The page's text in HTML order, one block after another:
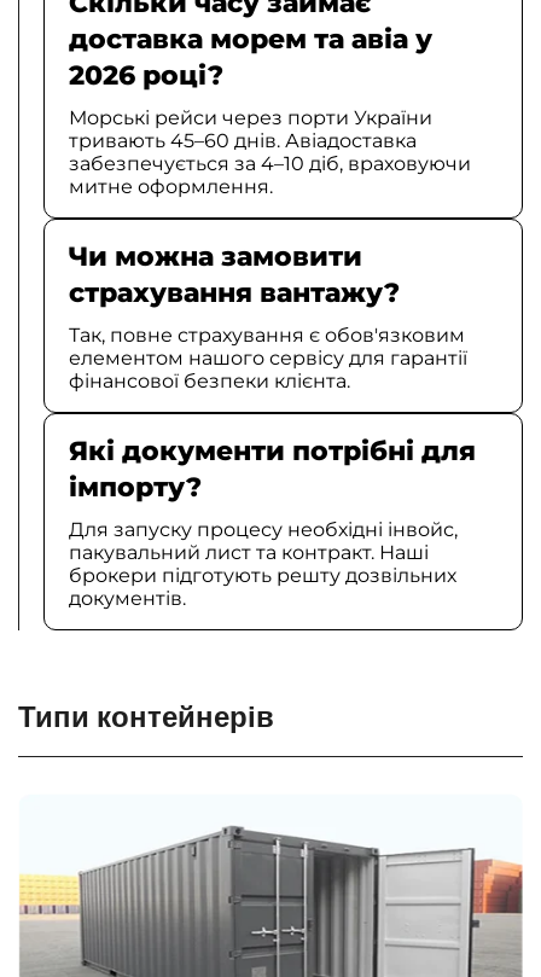
доставка морем та авіа у
2026 році?
Морські рейси через порти України
тривають 45–60 днів. Авіадоставка
забезпечується за 4–10 діб, враховуючи
митне оформлення.
Чи можна замовити
страхування вантажу?
Так, повне страхування є обов'язковим
елементом нашого сервісу для гарантії
фінансової безпеки клієнта.
Які документи потрібні для
імпорту?
Для запуску процесу необхідні інвойс,
пакувальний лист та контракт. Наші
брокери підготують решту дозвільних
документів.
Типи контейнерів